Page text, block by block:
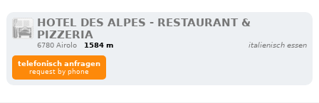
HOTEL DES ALPES - RESTAURANT &
PIZZERIA
6780 Airolo 1584 m italienisch essen
telefonisch anfragen
request by phone